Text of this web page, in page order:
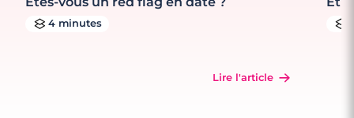
4 minutes
Lire l'article